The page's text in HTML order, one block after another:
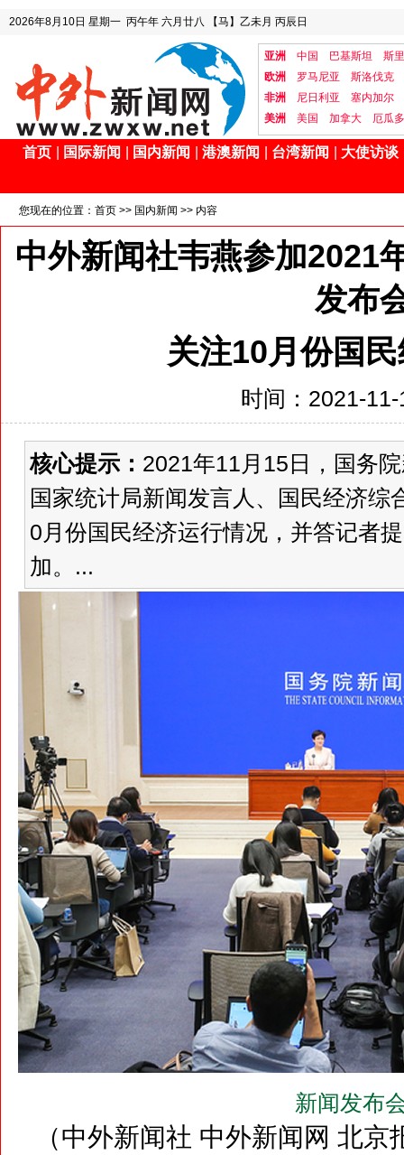
2026年8月10日 星期一 丙午年 六月廿八 【马】乙未月 丙辰日
亚洲 中国 巴基斯坦
斯
欧洲
罗马尼亚
斯洛伐克
非洲
尼日利亚
塞内加尔
美洲
美国 加拿大 厄瓜
首页 国际新闻 国内新闻 港澳新闻 台湾新闻 大使访谈
您现在的位置： 首页 >> 国内新闻 >> 内容
中外新闻社韦燕参加2021
发布
关注10月份国
时间：2021-
核心提示： 2021年11月15日，国务
国家统计局新闻发言人、国民经济
0月份国民经济运行情况，并答记者
加。...
新闻发布
（中外新闻社 中外新闻网 北京